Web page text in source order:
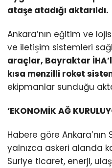
ataşe atadığı aktarıldı.
Ankara’nın eğitim ve
ve iletişim sistemleri
araçlar, Bayraktar
kısa menzilli roket
ekipmanlar sunduğu
‘EKONOMİK AĞ
Habere göre Ankara’nın
yalnızca askeri alanda
Suriye ticaret, enerji,